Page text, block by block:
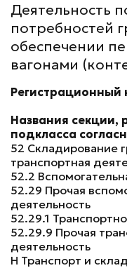
Деятельность
потребностей
обеспечении
вагонами
Регистрационный
Названия секции,
подкласса
52 Складирование
транспортная
52.2
52.29 Прочая
деятельность
52.29.1
52.29.9 Прочая
деятельность
H Транспорт и